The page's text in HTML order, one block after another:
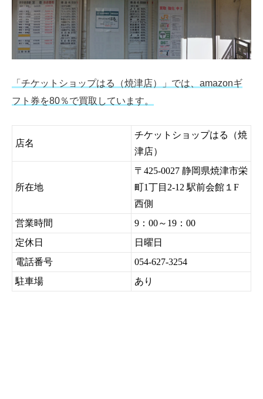
「チケットショップはる（焼津店）」では、amazonギ
フト券を80％で買取しています。
店名
チケットショップはる（焼
津店）
所在地
〒425-0027 静岡県焼津市栄
町1丁目2-12 駅前会館１F
西側
営業時間
9：00～19：00
定休日
日曜日
電話番号
054-627-3254
駐車場
あり